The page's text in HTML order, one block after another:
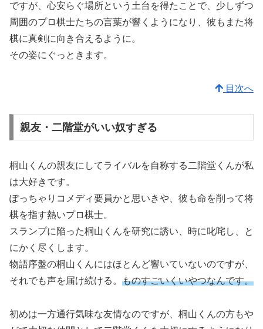
ですが、心安らぐ場所という土台を得たことで、少しずつ
周囲のプロ棋士たちの言葉が響くようになり、彼もまた将
棋に真剣に向き合えるように。
その姿にぐっときます。
目次へ
親友・二階堂がいい奴すぎる
桐山くんの親友にしてライバルを自称する二階堂くんが私
は大好きです。
ぽっちゃりコメディ要員かと思いきや、彼も命を削って将
棋を指す熱いプロ棋士。
スランプに陥った桐山くんを研究に誘い、時に叱咤し、と
にかく尽くします。
物語序盤の桐山くんにはほとんど響いていないのですが、
それでも声を届け続ける。 ものすごいくいやつなんです。
初めは一方通行気味な友情なのですが、桐山くんの方もや